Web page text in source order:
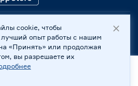
2004 -2026, 236029, г. Калининград,
ИНН 7702596813, КПП 390601001 ©
данных
cookie, чтобы
лучший опыт работы с нашим
«Принять» или продолжая
вы разрешаете их